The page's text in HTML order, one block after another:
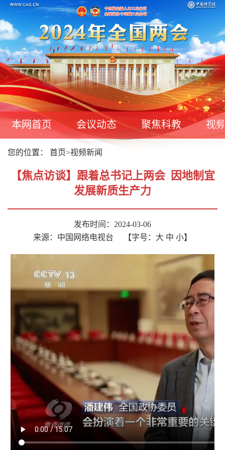
本网首页 会议动态 聚焦科教 视
您的位置： 首页>视频新闻
【焦点访谈】跟着总书记上两会 因地制宜
发展新质生产力
发布时间：2024-03-06
来源：中国网络电视台
【字号： 大 中 小】